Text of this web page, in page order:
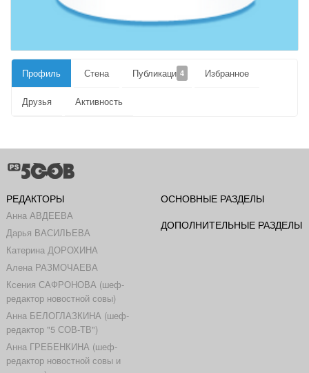
Профиль Стена Публикации4 Избранное
Друзья Активность
РЕДАКТОРЫ
Анна АВДЕЕВА
Дарья ВАСИЛЬЕВА
Катерина ДОРОХИНА
Алена РАЗМОЧАЕВА
Ксения САФРОНОВА (шеф-
редактор новостной совы)
Анна БЕЛОГЛАЗКИНА (шеф-
редактор "5 СОВ-ТВ")
Анна ГРЕБЕНКИНА (шеф-
редактор новостной совы и
ОСНОВНЫЕ РАЗДЕЛЫ
ДОПОЛНИТЕЛЬНЫЕ РАЗДЕЛЫ